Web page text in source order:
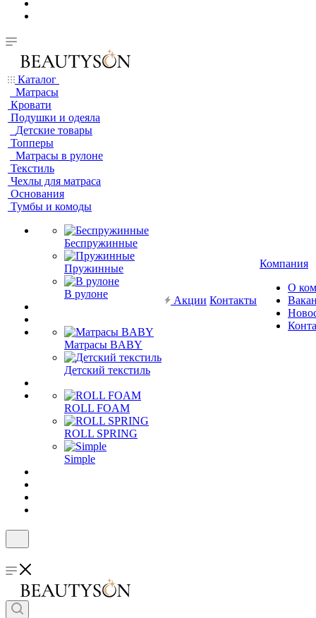
Каталог
Матрасы
Кровати
Подушки и одеяла
Детские товары
Топперы
Матрасы в рулоне
Текстиль
Чехлы для матраса
Основания
Тумбы и комоды
Беспружинные
Пружинные
В рулоне
Матрасы BABY
Детский текстиль
ROLL FOAM
ROLL SPRING
Simple
Акции Контакты
Компания
О